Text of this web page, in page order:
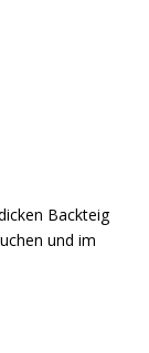
Backteig
und im